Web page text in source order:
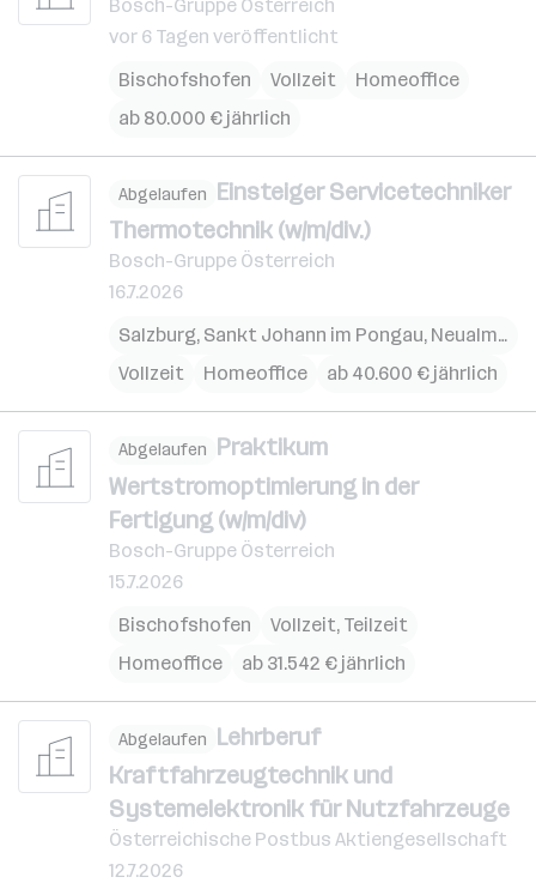
Bosch-Gruppe Österreich
vor 6 Tagen veröffentlicht
Bischofshofen
Vollzeit
Homeoffice
ab 80.000 € jährlich
Abgelaufen Einsteiger Servicetechniker
Thermotechnik (w/m/div.)
Bosch-Gruppe Österreich
16.7.2026
Salzburg, Sankt Johann im Pongau, Neualm,
Vollzeit
Homeoffice ab 40.600 € jährlich
Abgelaufen Praktikum
Wertstromoptimierung in der
Fertigung (w/m/div)
Bosch-Gruppe Österreich
15.7.2026
Bischofshofen
Vollzeit, Teilzeit
Homeoffice
ab 31.542 € jährlich
Abgelaufen Lehrberuf
Kraftfahrzeugtechnik und
Systemelektronik für Nutzfahrzeuge
Österreichische Postbus Aktiengesellschaft
12.7.2026